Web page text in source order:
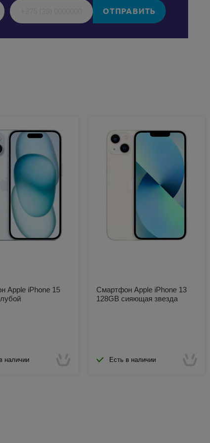
ОТПРАВИТЬ
Apple iPhone 15
наличии
Смартфон Apple iPhone 13
128GB сияющая звезда
Есть в наличии